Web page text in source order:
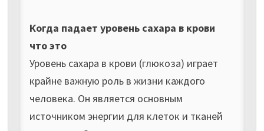
Когда падает уровень сахара в крови
что это
Уровень сахара в крови (глюкоза) играет
крайне важную роль в жизни каждого
человека. Он является основным
источником энергии для клеток и тканей